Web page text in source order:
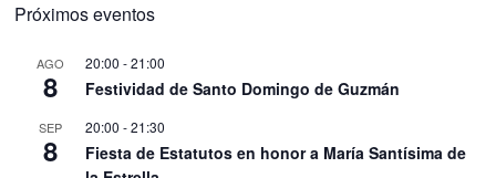
Próximos eventos
AGO
8
20:00 -21:00
Festividad de Santo Domingo de Guzmán
SEP
8
20:00 -21:30
Fiesta de Estatutos en honor a María Santísima de